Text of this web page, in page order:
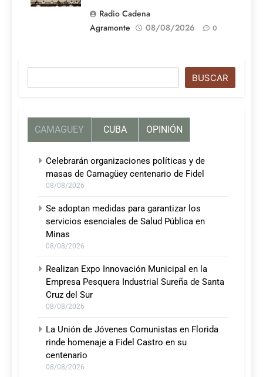
Radio Cadena
Agramonte
08/08/2026 0
BUSCAR
CAMAGUEY CUBA OPINIÓN
Celebrarán organizaciones políticas y de
masas de Camagüey centenario de Fidel
08/08/2026
Se adoptan medidas para garantizar los
servicios esenciales de Salud Pública en
Minas
08/08/2026
Realizan Expo Innovación Municipal en la
Empresa Pesquera Industrial Sureña de Santa
Cruz del Sur
08/08/2026
La Unión de Jóvenes Comunistas en Florida
rinde homenaje a Fidel Castro en su
centenario
08/08/2026